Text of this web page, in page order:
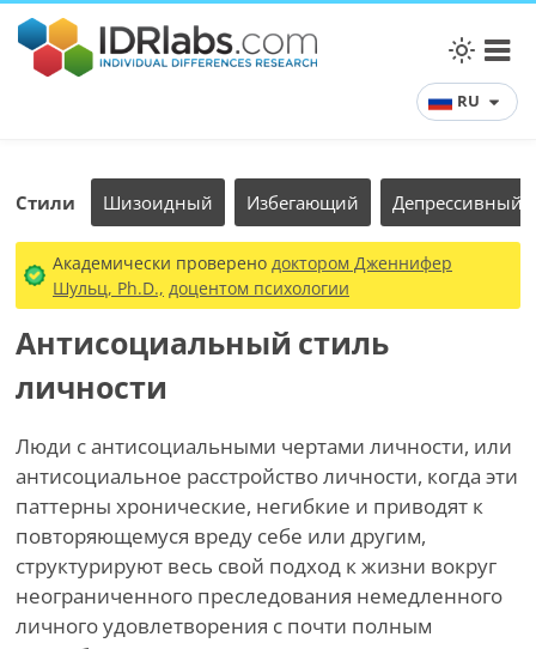
RU
Стили Шизоидный Избегающий Депрессивный
Академически проверено доктором Дженнифер
Шульц, Ph.D., доцентом психологии
Антисоциальный стиль
личности
Люди с антисоциальными чертами личности, или
антисоциальное расстройство личности, когда эти
паттерны хронические, негибкие и приводят к
повторяющемуся вреду себе или другим,
структурируют весь свой подход к жизни вокруг
неограниченного преследования немедленного
личного удовлетворения с почти полным